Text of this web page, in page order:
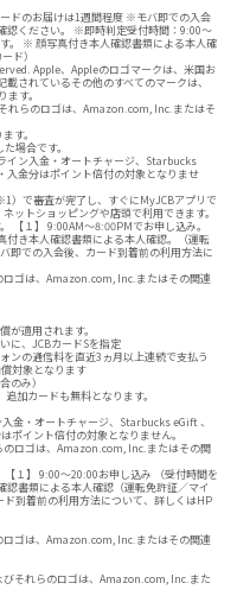
ドのお届けは1週間程度 ※モバ即での入会
認ください。 ※即時判定受付時間：9:00～
。 ※ 顔写真付き本人確認書類による本人確
ド）
Apple、Appleのロゴマークは、米国お
されているその他のすべてのマークは、
す。
らのロゴは、Amazon.com, Inc.またはそ
す。
場合です。
イン入金・オートチャージ、Starbucks
入金分はポイント倍付の対象となりませ
）で審査が完了し、すぐにMyJCBアプリで
ットショッピングや店頭で利用できます。
【１】 9:00AM～8:00PMでお申し込み。
付き本人確認書類による本人確認。（運転
での入会後、カード到着前の利用方法に
ゴは、Amazon.com, Inc.またはその関連
適用されます。
に、JCBカードSを指定
ンの通信料を直近3ヵ月以上連続で支払う
対象となります
のみ）
加カードも無料となります。
金・オートチャージ、Starbucks eGift 、
ポイント倍付の対象となりません。
ロゴは、Amazon.com, Inc.またはその関
１】 9:00～20:00お申し込み （受付時間を
書類による本人確認（運転免許証／マイ
到着前の利用方法について、詳しくはHP
ゴは、Amazon.com, Inc.またはその関連
それらのロゴは、Amazon.com, Inc.また